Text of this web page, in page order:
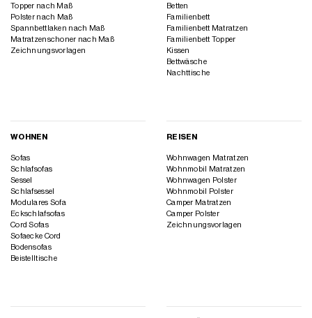
Topper nach Maß
Polster nach Maß
Spannbettlaken nach Maß
Matratzenschoner nach Maß
Zeichnungsvorlagen
Betten
Familienbett
Familienbett Matratzen
Familienbett Topper
Kissen
Bettwäsche
Nachttische
WOHNEN
Sofas
Schlafsofas
Sessel
Schlafsessel
Modulares Sofa
Eckschlafsofas
Cord Sofas
Sofaecke Cord
Bodensofas
Beistelltische
REISEN
Wohnwagen Matratzen
Wohnmobil Matratzen
Wohnwagen Polster
Wohnmobil Polster
Camper Matratzen
Camper Polster
Zeichnungsvorlagen